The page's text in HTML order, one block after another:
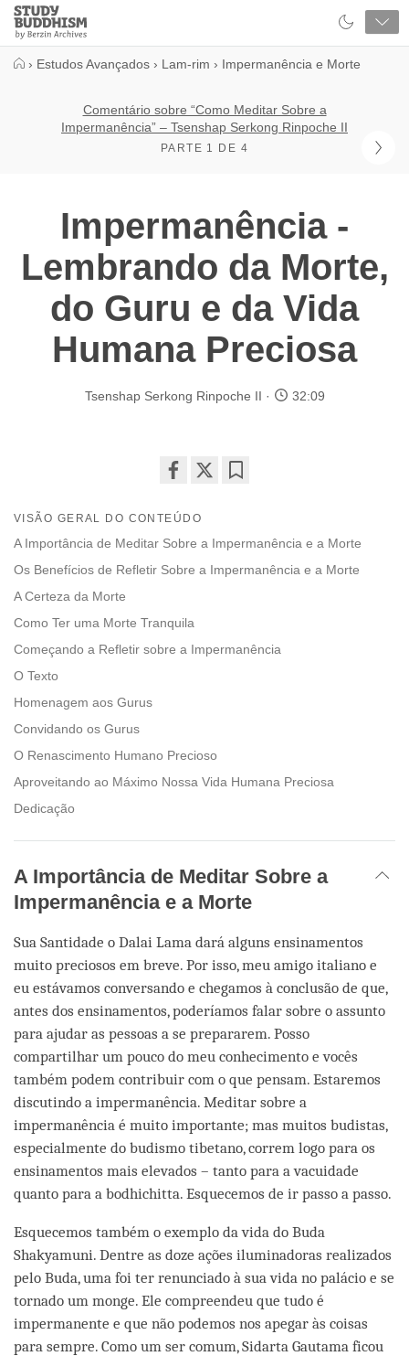
Close
Study
Buddhism
› Estudos Avançados › Lam-rim › Impermanência e Morte
Comentário sobre “Como Meditar Sobre a
Impermanência” – Tsenshap Serkong Rinpoche II
PARTE 1 DE 4
Impermanência -
Lembrando da Morte,
do Guru e da Vida
Humana Preciosa
Tsenshap Serkong Rinpoche II 32:09
on
facebook
VISÃO GERAL DO CONTEÚDO
A Importância de Meditar Sobre a Impermanência e a Morte
Os Benefícios de Refletir Sobre a Impermanência e a Morte
A Certeza da Morte
Como Ter uma Morte Tranquila
Começando a Refletir sobre a Impermanência
O Texto
Homenagem aos Gurus
Convidando os Gurus
O Renascimento Humano Precioso
Aproveitando ao Máximo Nossa Vida Humana Preciosa
Dedicação
A Importância de Meditar Sobre a
Impermanência e a Morte
Sua Santidade o Dalai Lama dará alguns ensinamentos
muito preciosos em breve. Por isso, meu amigo italiano e
eu estávamos conversando e chegamos à conclusão de que,
antes dos ensinamentos, poderíamos falar sobre o assunto
para ajudar as pessoas a se prepararem. Posso
compartilhar um pouco do meu conhecimento e vocês
também podem contribuir com o que pensam. Estaremos
discutindo a impermanência. Meditar sobre a
impermanência é muito importante; mas muitos budistas,
especialmente do budismo tibetano, correm logo para os
ensinamentos mais elevados – tanto para a vacuidade
quanto para a bodhichitta. Esquecemos de ir passo a passo.
Esquecemos também o exemplo da vida do Buda
Shakyamuni. Dentre as doze ações iluminadoras realizados
pelo Buda, uma foi ter renunciado à sua vida no palácio e se
tornado um monge. Ele compreendeu que tudo é
impermanente e que não podemos nos apegar às coisas
para sempre. Como um ser comum, Sidarta Gautama ficou